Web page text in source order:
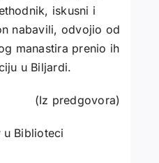
iskusni i
nabavili, odvojio od
manastira prenio ih
u Biljardi.
(Iz predgovora)
u Biblioteci